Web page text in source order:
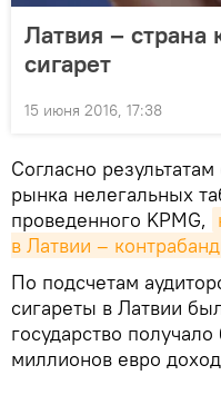
Латвия – страна
сигарет
15 июня 2016, 17:38
Согласно
рынка нелегальных
проведенного KPMG,
в Латвии –
По подсчетам
сигареты в Латвии
государство
миллионов евро